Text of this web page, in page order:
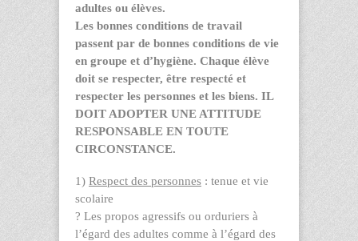
adultes ou élèves.
Les bonnes conditions de travail
passent par de bonnes conditions de vie
en groupe et d’hygiène. Chaque élève
doit se respecter, être respecté et
respecter les personnes et les biens. IL
DOIT ADOPTER UNE ATTITUDE
RESPONSABLE EN TOUTE
CIRCONSTANCE.
1) Respect des personnes : tenue et vie
scolaire
? Les propos agressifs ou orduriers à
l’égard des adultes comme à l’égard des